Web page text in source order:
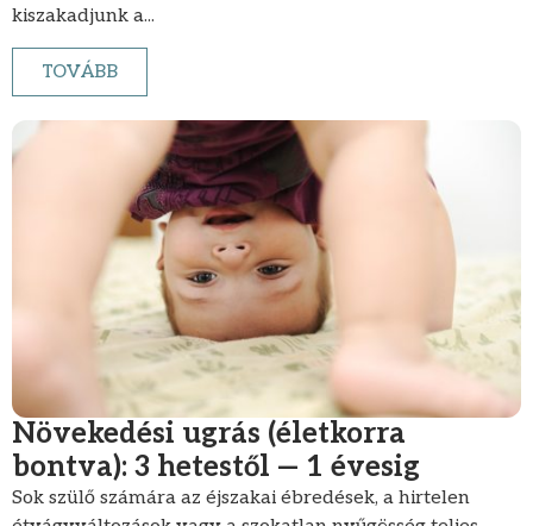
kiszakadjunk a...
TOVÁBB
Növekedési ugrás (életkorra
bontva): 3 hetestől — 1 évesig
Sok szülő számára az éjszakai ébredések, a hirtelen